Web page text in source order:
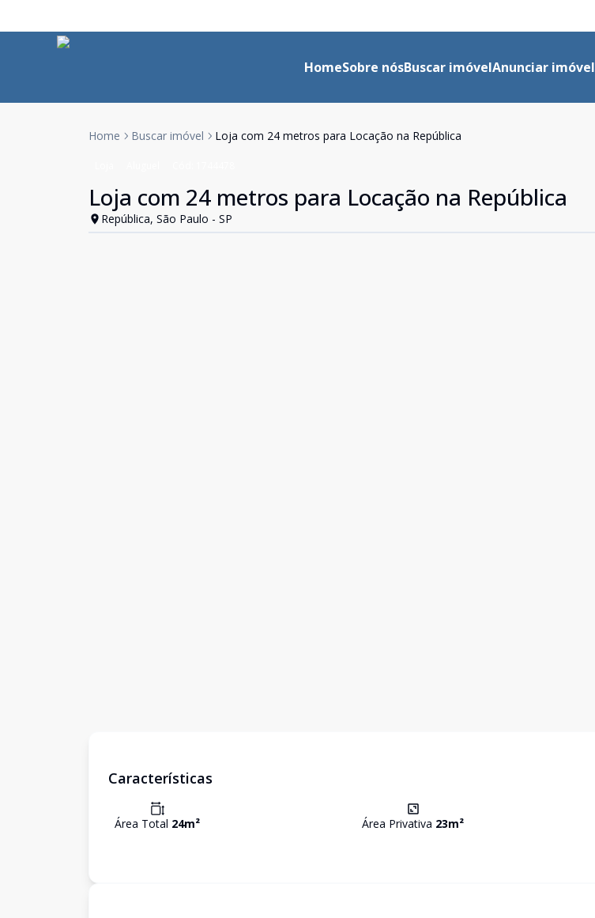
HomeSobre nósBuscar imóvelAnunciar imóvel
Home Buscar imóvel Loja com 24 metros para Locação na República
Loja com 24 metros para Locação na República
República, São Paulo - SP
Características
Área Total 24m² Área Privativa 23m²